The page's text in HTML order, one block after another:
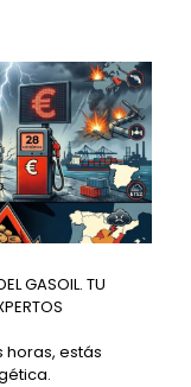
GASOIL. TU
horas, estás